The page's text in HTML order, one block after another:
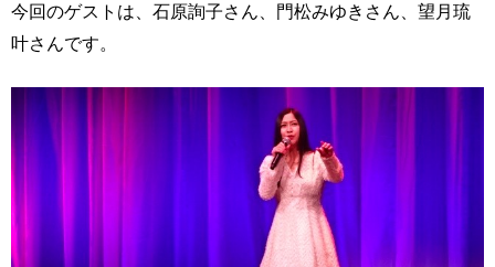
今回のゲストは、石原詢子さん、門松みゆきさん、望月琉
叶さんです。